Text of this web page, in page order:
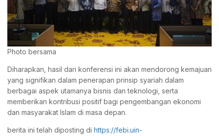
Photo bersama
Diharapkan, hasil dari konferensi ini akan mendorong kemajuan
yang signifikan dalam penerapan prinsip syariah dalam
berbagai aspek utamanya bisnis dan teknologi, serta
memberikan kontribusi positif bagi pengembangan ekonomi
dan masyarakat Islam di masa depan.
berita ini telah diposting di https://febi.uin-